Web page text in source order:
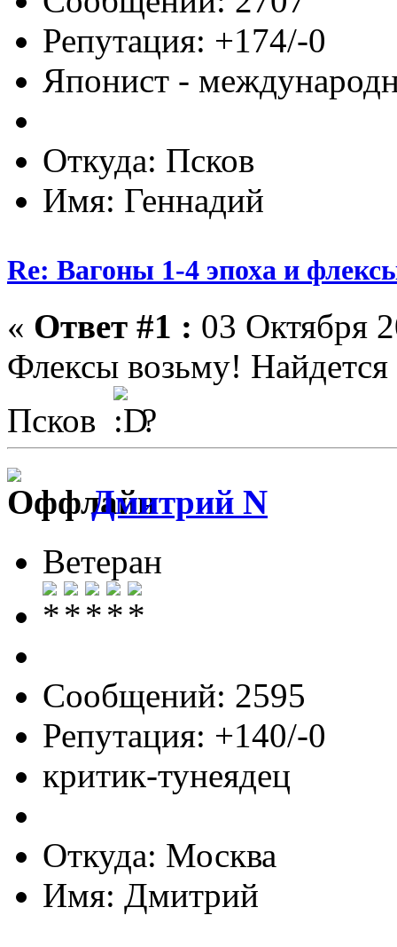
Репутация: +174/-0
Японист -
Откуда: Псков
Имя: Геннадий
Re: Вагоны 1-4 эпоха и
« Ответ #1 : 03 Октября
Флексы возьму! Найдется
Псков
?
Дмитрий N
Ветеран
Сообщений: 2595
Репутация: +140/-0
критик-тунеядец
Откуда: Москва
Имя: Дмитрий